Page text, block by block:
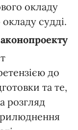
окладу
судді.
до
та те,
розгляд